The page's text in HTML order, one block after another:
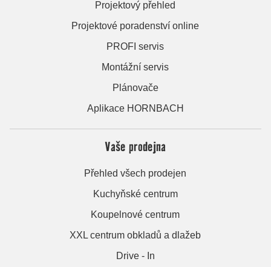
Projektový přehled
Projektové poradenství online
PROFI servis
Montážní servis
Plánovače
Aplikace HORNBACH
Vaše prodejna
Přehled všech prodejen
Kuchyňské centrum
Koupelnové centrum
XXL centrum obkladů a dlažeb
Drive - In